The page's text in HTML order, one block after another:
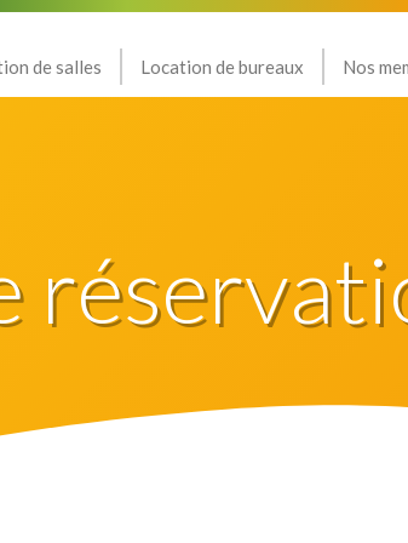
de salles Location de bureaux Nos